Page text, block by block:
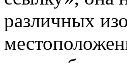
различных